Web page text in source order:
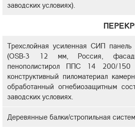
заводских условиях).
Трехслойная усиленная СИП
(OSB-3 12 мм, Россия,
пенополистирол ППС 14 200/
конструктивный пиломатериал
обработанный огнебиозащитным
заводских условиях.
Деревянные балки/стропильная